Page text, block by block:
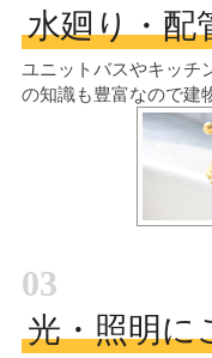
水廻り・配
ユニットバスやキッチ
の知識も豊富なので建
03
光・照明に